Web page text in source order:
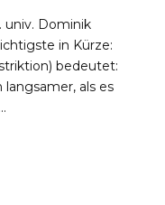
univ. Dominik
in Kürze:
bedeutet:
als es